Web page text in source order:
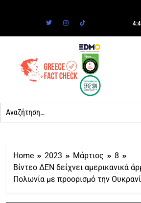
Home 2023 Μάρτιος
8
Βίντεο ΔΕΝ δείχνει αμερικανικά
Πολωνία με προορισμό την